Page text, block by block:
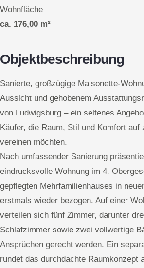
Wohnfläche
ca. 176,00 m²
Objektbeschreibung
Sanierte, großzügige Maisonette-
Aussicht und gehobenem
von Ludwigsburg – ein seltenes
Käufer, die Raum, Stil und Komfort auf
vereinen möchten.
Nach umfassender Sanierung
eindrucksvolle Wohnung im 4.
gepflegten Mehrfamilienhauses in
erstmals wieder bezogen. Auf einer
verteilen sich fünf Zimmer, darunter
Schlafzimmer sowie zwei vollwertige
Ansprüchen gerecht werden. Ein
rundet das durchdachte Raumkonzept